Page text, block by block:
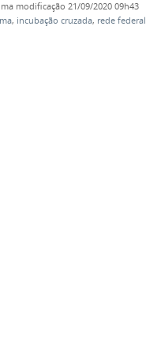
modificação 21/09/2020 09h43
, incubação cruzada, rede federal